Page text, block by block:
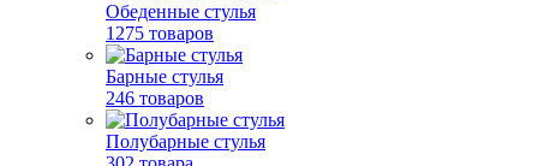
Обеденные стулья
1275 товаров
Барные стулья
246 товаров
Полубарные стулья